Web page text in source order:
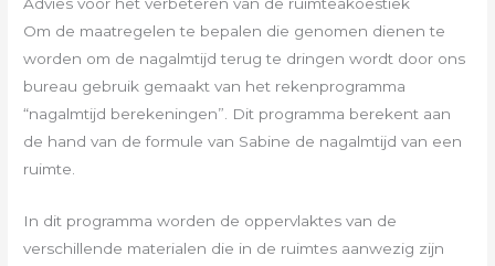
Om de maatregelen te bepalen die genomen dienen te
worden om de nagalmtijd terug te dringen wordt door ons
bureau gebruik gemaakt van het rekenprogramma
“nagalmtijd berekeningen”. Dit programma berekent aan
de hand van de formule van Sabine de nagalmtijd van een
ruimte.
In dit programma worden de oppervlaktes van de
verschillende materialen die in de ruimtes aanwezig zijn